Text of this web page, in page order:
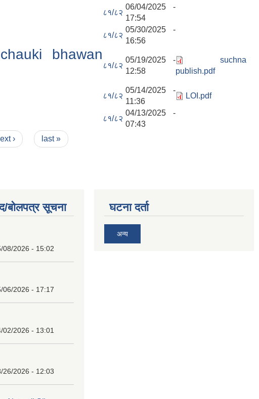
८१/८२
06/04/2025 -
17:54
८१/८२
05/30/2025 -
16:56
bhawan
८१/८२
05/19/2025 -
12:58
suchna
publish.pdf
८१/८२
05/14/2025 -
11:36
LOI.pdf
८१/८२
04/13/2025 -
07:43
› last »
बोलपत्र सूचना
08/2026 - 15:02
06/2026 - 17:17
02/2026 - 13:01
26/2026 - 12:03
घटना दर्ता
अन्य